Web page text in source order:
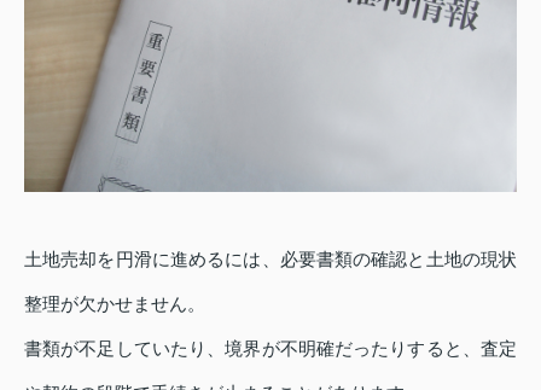
土地売却を円滑に進めるには、必要書類の確認と土地の現状
整理が欠かせません。
書類が不足していたり、境界が不明確だったりすると、査定